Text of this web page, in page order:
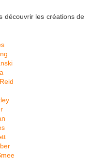
découvrir les créations de